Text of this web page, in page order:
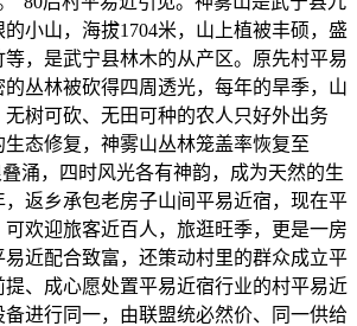
小山，海拔1704米，山上植被丰硕，盛
，是武宁县林木的从产区。原先村平易
丛林被砍得四周透光，每年的旱季，山
树可砍、无田可种的农人只好外出务
态修复，神雾山丛林笼盖率恢复至
涌，四时风光各有神韵，成为天然的生
，返乡承包老房子山间平易近宿，现在平
欢迎旅客近百人，旅逛旺季，更是一房
近配合致富，还策动村里的群众成立平
、成心愿处置平易近宿行业的村平易近
进行同一，由联盟统必然价、同一供给